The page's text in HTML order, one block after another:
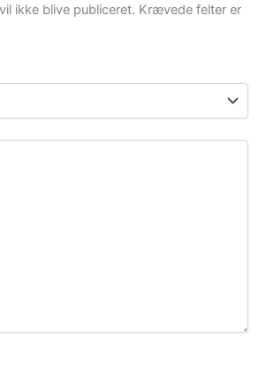
ikke blive publiceret. Krævede felter er